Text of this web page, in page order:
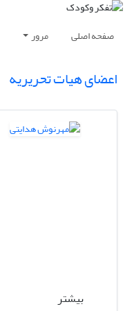
صفحه اصلی مرور
اعضای هیات تحریریه
بیشتر